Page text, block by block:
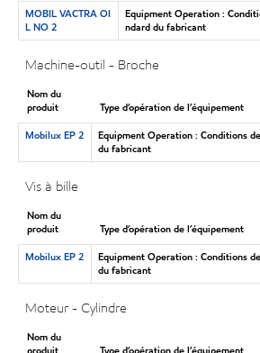
MOBIL VACTRA OI
L NO 2
Equipment Operation :
ndard du fabricant
Machine-outil - Broche
Nom du
produit
Type d’opération de l’équipement
Mobilux EP 2
Equipment Operation : Conditions
du fabricant
Vis à bille
Nom du
produit
Type d’opération de l’équipement
Mobilux EP 2
Equipment Operation : Conditions
du fabricant
Moteur - Cylindre
Nom du
produit
Type d’opération de l’équipement